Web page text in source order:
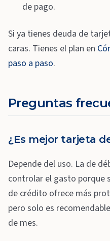
de pago.
Si ya tienes deuda de
caras. Tienes el plan en
paso a paso.
Preguntas
¿Es mejor tarjeta
Depende del uso. La de
controlar el gasto porque
de crédito ofrece más
pero solo es
de mes.